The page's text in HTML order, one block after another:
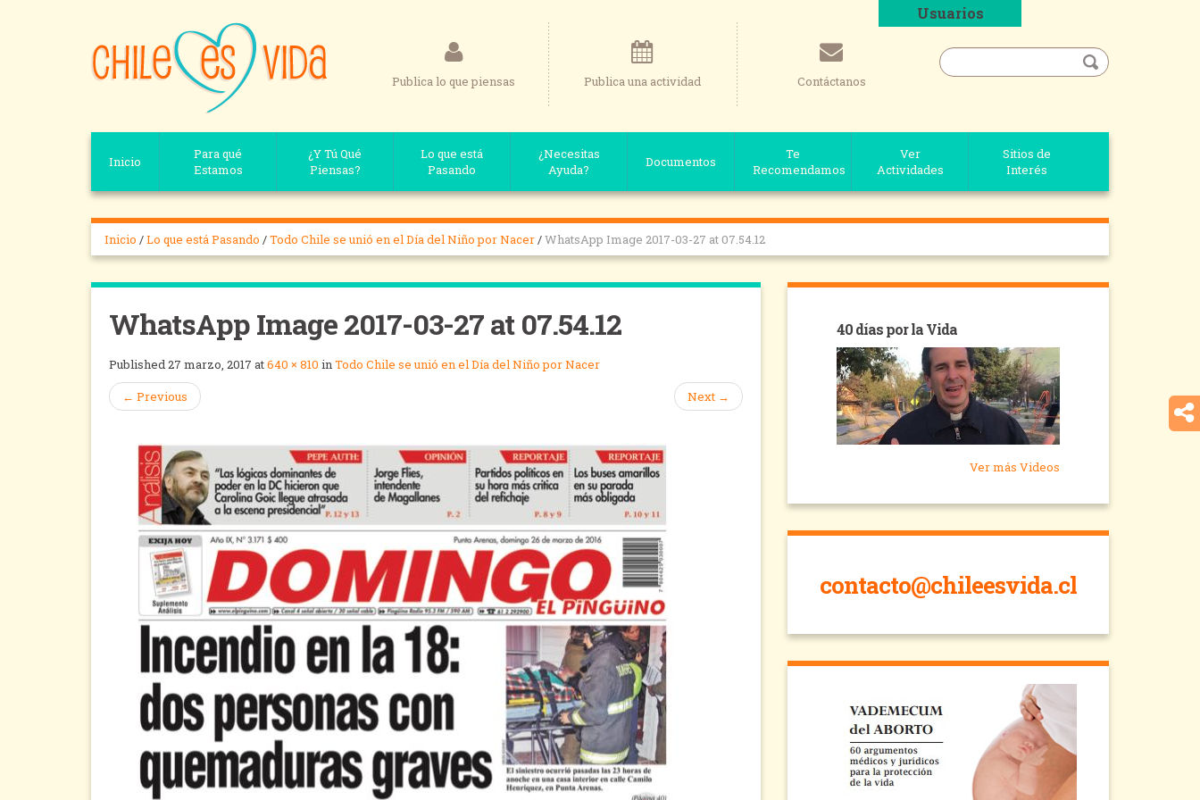
Publica lo que piensas Publica una actividad Contáctanos
Inicio
Para qué
Estamos
¿Y Tú Qué
Piensas?
Lo que está
Pasando
¿Necesitas
Ayuda?
Documentos
Te
Recomendamos
Ver
Actividades
Sitios de
Interés
Inicio /Lo que está Pasando /Todo Chile se unió en el Día del Niño por Nacer/WhatsApp Image 2017-03-27 at 07.54.12
WhatsApp Image 2017-03-27 at 07.54.12
Published27 marzo, 2017 at640 × 810 inTodo Chile se unió en el Día del Niño por Nacer
← Previous Next →
40 días por la Vida
Ver más Videos
contacto@chileesvida.cl
Usuarios